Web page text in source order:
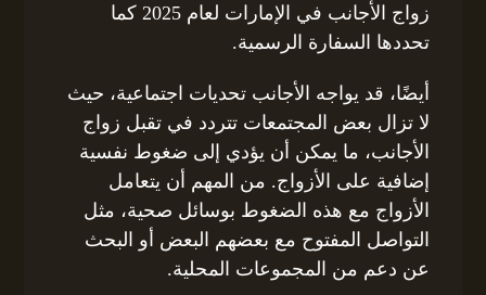
زواج الأجانب في الإمارات لعام 2025 كما
تحددها السفارة الرسمية.
أيضًا، قد يواجه الأجانب تحديات اجتماعية، حيث
لا تزال بعض المجتمعات تتردد في تقبل زواج
الأجانب، ما يمكن أن يؤدي إلى ضغوط نفسية
إضافية على الأزواج. من المهم أن يتعامل
الأزواج مع هذه الضغوط بوسائل صحية، مثل
التواصل المفتوح مع بعضهم البعض أو البحث
عن دعم من المجموعات المحلية.